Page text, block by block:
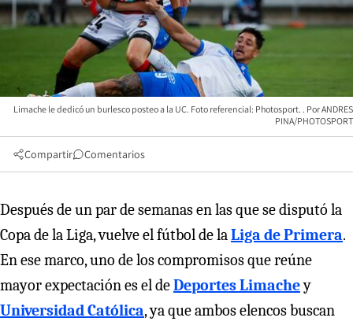
Limache le dedicó un burlesco posteo a la UC. Foto referencial: Photosport.
ANDRES
PINA/PHOTOSPORT
Compartir Comentarios
Después de un par de semanas en las que se disputó la
Copa de la Liga, vuelve el fútbol de laLiga de Primera.
En ese marco, uno de los compromisos que reúne
mayor expectación es el deDeportes Limachey
Universidad Católica, ya que ambos elencos buscan